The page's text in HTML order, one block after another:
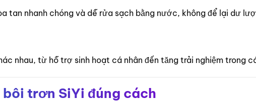
tan nhanh chóng và dễ rửa sạch bằng nước, không để lại dư
nhau, từ hỗ trợ sinh hoạt cá nhân đến tăng trải nghiệm trong
trơn SiYi đúng cách